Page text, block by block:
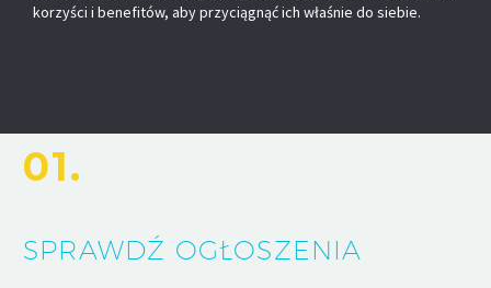
korzyści i benefitów, aby przyciągnąć ich właśnie do siebie.
01.
SPRAWDŹ OGŁOSZENIA